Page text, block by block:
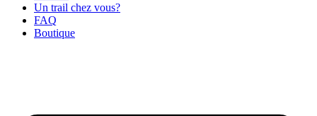
Un trail chez vous?
FAQ
Boutique